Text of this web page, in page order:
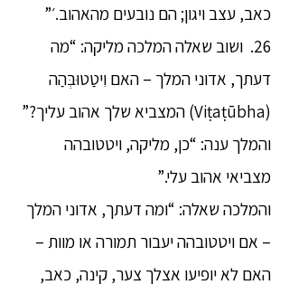
כאב, עצב ויגון; הם נובעים מהאהוב.׳”
26. ושוב שאלה המלכה מליקה: “מה
דעתך, אדוני המלך – האם וִיטַטוּבְּהַה
(Viṭaṭūbha) המצביא שלך אהוב עליך?”
והמלך ענה: “כן, מליקה, ויטטובהה
מצביאי אהוב עלי.”
והמלכה שאלה: “ומה דעתך, אדוני המלך
– אם ויטטובהה יעבור תמורה או מוות –
האם לא יופיעו אצלך צער, קינה, כאב,